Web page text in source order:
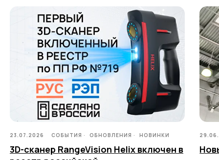
23.07.2026 СОБЫТИЯ ОБНОВЛЕНИЯ НОВИНКИ
3D-сканер RangeVision Helix включен в
Портативный Calibry
Ручной лазерный Fenix
Метрологический PRO II
Метрологический PRIME
Роботизированный Proton
3D-СКАНЕРЫ
RANGEVISION
Контакты
Новости
Компания